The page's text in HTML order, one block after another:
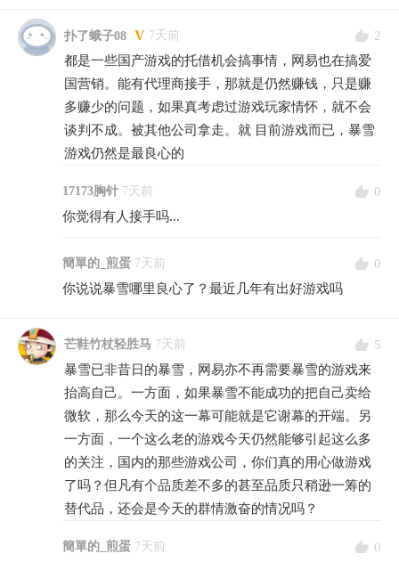
扑了蛾子08 V 7天前
2
都是一些国产游戏的托借机会搞事情，网易也在搞爱
国营销。能有代理商接手，那就是仍然赚钱，只是赚
多赚少的问题，如果真考虑过游戏玩家情怀，就不会
谈判不成。被其他公司拿走。就 目前游戏而已，暴雪
游戏仍然是最良心的
17173胸针 7天前
0
你觉得有人接手吗...
簡單的_煎蛋 7天前
0
你说说暴雪哪里良心了？最近几年有出好游戏吗
芒鞋竹杖轻胜马 7天前
5
暴雪已非昔日的暴雪，网易亦不再需要暴雪的游戏来
抬高自己。一方面，如果暴雪不能成功的把自己卖给
微软，那么今天的这一幕可能就是它谢幕的开端。另
一方面，一个这么老的游戏今天仍然能够引起这么多
的关注，国内的那些游戏公司，你们真的用心做游戏
了吗？但凡有个品质差不多的甚至品质只稍逊一筹的
替代品，还会是今天的群情激奋的情况吗？
簡單的_煎蛋 7天前
0